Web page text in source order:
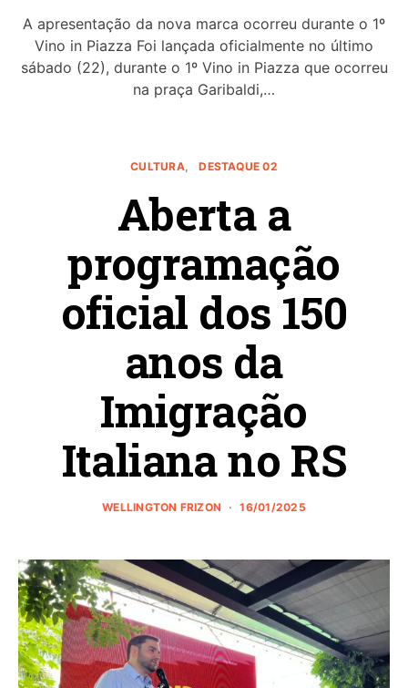
A apresentação da nova marca ocorreu durante o 1º
Vino in Piazza Foi lançada oficialmente no último
sábado (22), durante o 1º Vino in Piazza que ocorreu
na praça Garibaldi,…
CULTURA DESTAQUE 02
Aberta a
programação
oficial dos 150
anos da
Imigração
Italiana no RS
WELLINGTON FRIZON 16/01/2025